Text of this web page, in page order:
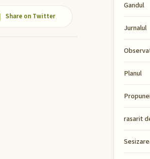
Share on Twitter
Gandul
Jurnalul
Planul
rasarit